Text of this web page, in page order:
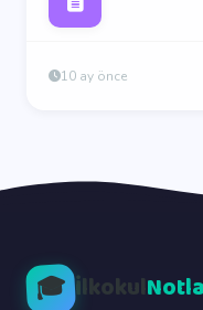
10 ay önce
🎓 İlkokul